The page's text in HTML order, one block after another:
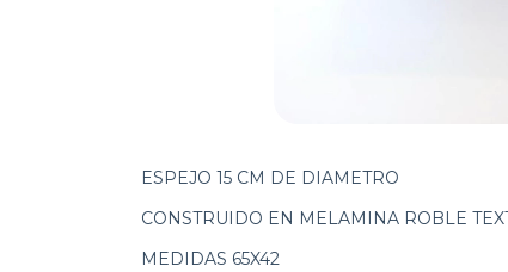
ESPEJO 15 CM DE DIAMETRO
CONSTRUIDO EN MELAMINA ROBLE
MEDIDAS 65X42